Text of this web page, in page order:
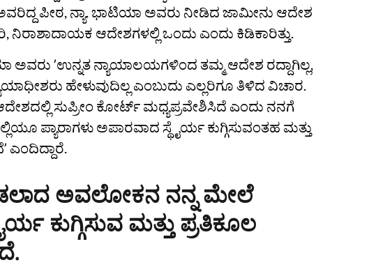
ಪೀಠ, ನ್ಯಾ. ಭಾಟಿಯಾ ಅವರು ನೀಡಿದ ಜಾಮೀನು ಆದೇಶ
ನಿರಾಶಾದಾಯಕ ಆದೇಶಗಳಲ್ಲಿ ಒಂದು ಎಂದು ಕಿಡಿಕಾರಿತ್ತು.
ಅವರು ʼಉನ್ನತ ನ್ಯಾಯಾಲಯಗಳಿಂದ ತಮ್ಮ ಆದೇಶ ರದ್ದಾಗಿಲ್ಲ,
ಹೇಳುವುದಿಲ್ಲ ಎಂಬುದು ಎಲ್ಲರಿಗೂ ತಿಳಿದ ವಿಚಾರ.
ಸುಪ್ರೀಂ ಕೋರ್ಟ್‌ ಮಧ್ಯಪ್ರವೇಶಿಸಿದೆ ಎಂದು ನನಗೆ
ಪ್ಯಾರಾಗಳು ಅಪಾರವಾದ ಸ್ಥೈರ್ಯ ಕುಗ್ಗಿಸುವಂತಹ ಮತ್ತು
ಎಂದಿದ್ದಾರೆ.
ಅವಲೋಕನ ನನ್ನ ಮೇಲೆ
ಕುಗ್ಗಿಸುವ ಮತ್ತು ಪ್ರತಿಕೂಲ